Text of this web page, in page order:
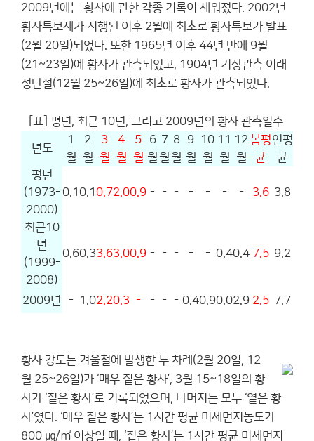
2009년에는 황사에 관한 각종 기록이 세워졌다. 2002년
황사특보제가 시행된 이후 2월에 최초로 황사특보가 발표
(2월 20일)되었다. 또한 1965년 이후 44년 만에 9월
(21~23일)에 황사가 관측되었고, 1904년 기상관측 이래
성탄절(12월 25~26일)에 최초로 황사가 관측되었다.
[표] 평년, 최근 10년, 그리고 2009년의 황사 관측일수
년도
1
월
2
월
3
월
4
월
5
월
6
월
7
월
8
월
9
월
10
월
11
월
12
월
봄평
균
연평
균
평년
(1973-
2000)
0.1 0.1 0.72.00.9 - - - - - - - 3.6 3.8
최근10
년
(1999-
2008)
0.60.33.63.00.9 - - - - - 0.40.4 7.5 9.2
2009년 - 1.02.20.3 - - - - 0.40.90.02.9 2.5 7.7
황사 강도는 겨울철에 발생한 두 차례(2월 20일, 12
월 25~26일)가 ‘매우 짙은 황사’, 3월 15~18일의 황
사가 ‘짙은 황사’로 기록되었으며, 나머지는 모두 ‘옅은 황
사’였다. ‘매우 짙은 황사’는 1시간 평균 미세먼지농도가
800 ㎍/㎥ 이상일 때, ‘짙은 황사’는 1시간 평균 미세먼지